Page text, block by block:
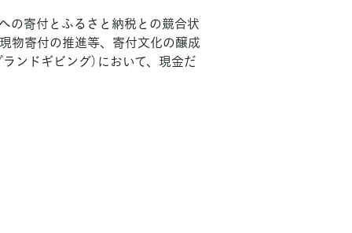
の寄付とふるさと納税との競合状
物寄付の推進等、寄付文化の醸成
ンドギビング）において、現金だ